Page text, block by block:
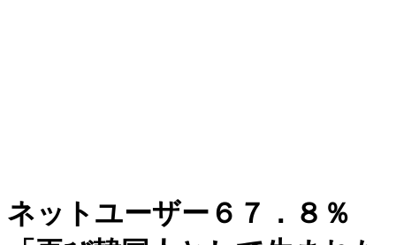
ネットユーザー６７．８％